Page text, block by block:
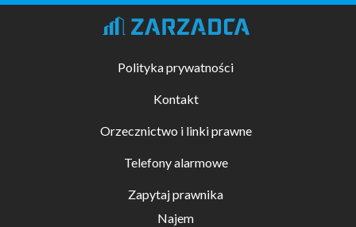
Polityka prywatności
Kontakt
Orzecznictwo i linki prawne
Telefony alarmowe
Zapytaj prawnika
Najem